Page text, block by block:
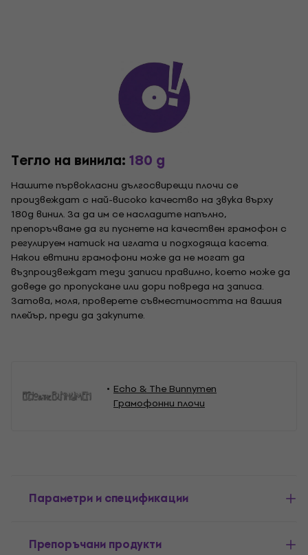
Тегло на винила:180 g
Нашите първокласни дългосвирещи плочи се
произвеждат с най-високо качество на звука върху
180g винил. За да им се насладите напълно,
препоръчваме да ги пуснете на качествен грамофон с
регулируем натиск на иглата и подходяща касета.
Някои евтини грамофони може да не могат да
възпроизвеждат тези записи правилно, което може да
доведе до пропускане или дори повреда на записа.
Затова, моля, проверете съвместимостта на вашия
плейър, преди да закупите.
Echo & The Bunnymen
Грамофонни плочи
Параметри и спецификации
Препоръчани продукти